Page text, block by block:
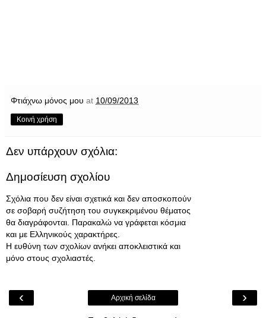
Φτιάχνω μόνος μου at 10/09/2013
Κοινή χρήση
Δεν υπάρχουν σχόλια:
Δημοσίευση σχολίου
Σχόλια που δεν είναι σχετικά και δεν αποσκοπούν
σε σοβαρή συζήτηση του συγκεκριμένου θέματος
θα διαγράφονται. Παρακαλώ να γράφεται κόσμια
και με Ελληνικούς χαρακτήρες.
Η ευθύνη των σχολίων ανήκει αποκλειστικά και
μόνο στους σχολιαστές.
‹ ›
Αρχική σελίδα